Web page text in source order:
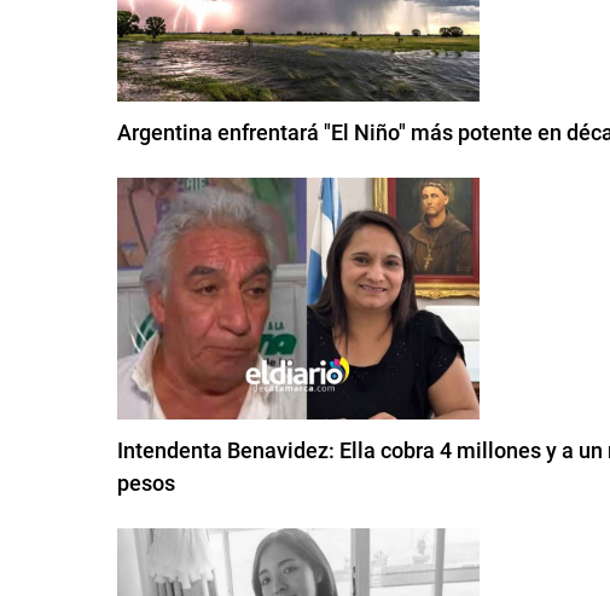
Argentina enfrentará "El Niño" más potente en
Intendenta Benavidez: Ella cobra 4 millones y a
pesos